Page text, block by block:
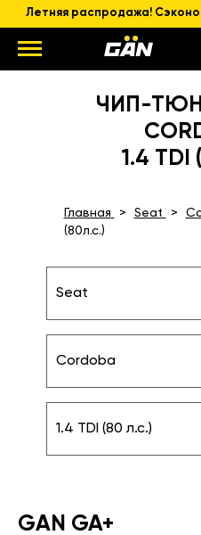
Летняя распродажа!
ЧИП-
1.4 TDI
Главная Seat
(80л.с.)
Seat
Cordoba
1.4 TDI (80 л.с.)
GАN GA+